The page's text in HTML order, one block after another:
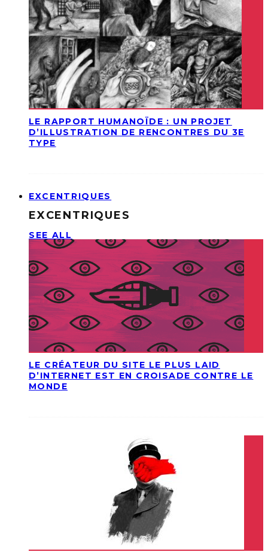
LE RAPPORT HUMANOÏDE : UN PROJET
D’ILLUSTRATION DE RENCONTRES DU 3E
TYPE
EXCENTRIQUES
EXCENTRIQUES
SEE ALL
LE CRÉATEUR DU SITE LE PLUS LAID
D’INTERNET EST EN CROISADE CONTRE LE
MONDE